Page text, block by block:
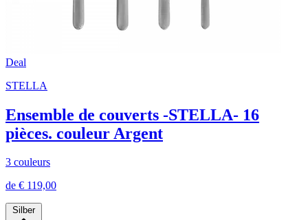
Deal
STELLA
Ensemble de couverts -STELLA- 16
pièces. couleur Argent
3 couleurs
de € 119,00
Silber